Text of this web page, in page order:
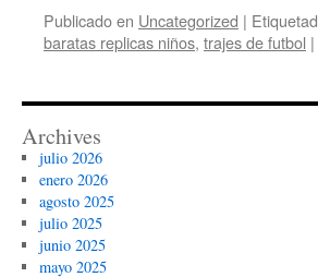
Publicado en Uncategorized |
baratas replicas niños, trajes de futbol |
Archives
julio 2026
enero 2026
agosto 2025
julio 2025
junio 2025
mayo 2025